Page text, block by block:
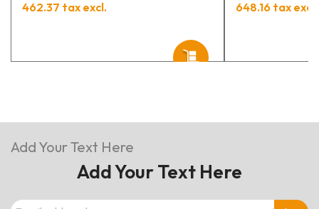
462.37 tax excl. 648.16 tax excl.
Add Your Text Here
Add Your Text Here